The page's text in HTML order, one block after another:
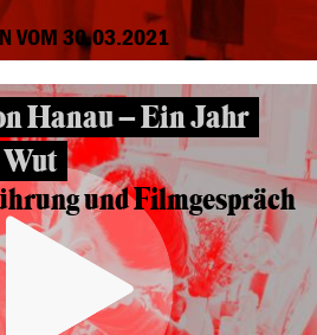
VOM 30.03.2021
Hanau – Ein Jahr
und Filmgespräch